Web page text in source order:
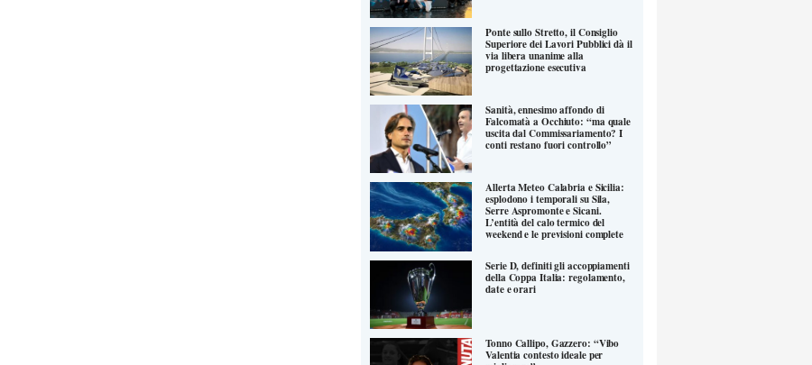
Ponte sullo Stretto, il Consiglio
Superiore dei Lavori Pubblici dà il
via libera unanime alla
progettazione esecutiva
Sanità, ennesimo affondo di
Falcomatà a Occhiuto: “ma quale
uscita dal Commissariamento? I
conti restano fuori controllo”
Allerta Meteo Calabria e Sicilia:
esplodono i temporali su Sila,
Serre Aspromonte e Sicani.
L’entità del calo termico del
weekend e le previsioni complete
Serie D, definiti gli accoppiamenti
della Coppa Italia: regolamento,
date e orari
Tonno Callipo, Gazzero: “Vibo
Valentia contesto ideale per